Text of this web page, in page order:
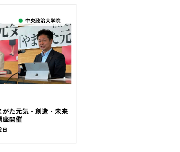
中央政治大学院
がた元気・創造・未来
座開催
日